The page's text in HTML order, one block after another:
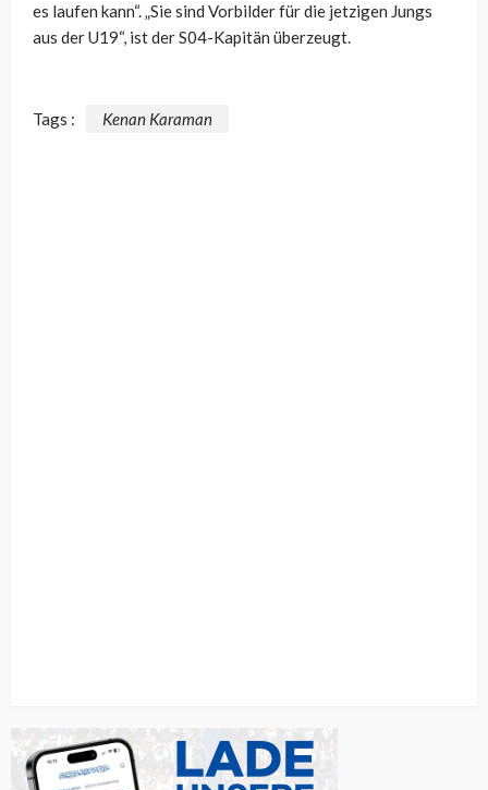
es laufen kann“. „Sie sind Vorbilder für die jetzigen Jungs
aus der U19“, ist der S04-Kapitän überzeugt.
Tags : Kenan Karaman